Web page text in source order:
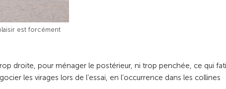
est forcément
droite, pour ménager le postérieur, ni trop penchée, ce qui
les virages lors de l’essai, en l’occurrence dans les collines